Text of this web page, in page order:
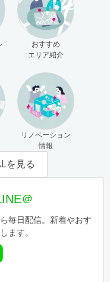
おすすめ
エリア紹介
リノベーション
情報
を見る
＠
毎日配信。新着やおす
ます。